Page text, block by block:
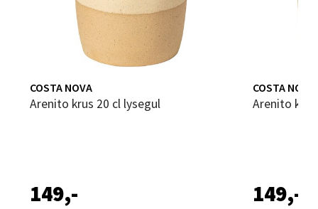
COSTA NOVA
Arenito krus 20 cl lysegul
149,-
COSTA NOVA
Arenito
149,-
Sortland - Sortland Storsenter
Strangata 26, 8400 Sortland
Åpent i dag 10-19
0 i butikk
Steinkjer - Thon Senter Steinkjer